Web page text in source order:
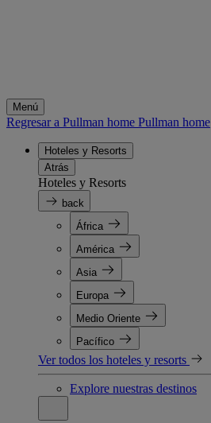
Menú
Regresar a Pullman home Pullman home
Hoteles y Resorts
Atrás
Hoteles y Resorts
back
África
América
Asia
Europa
Medio Oriente
Pacífico
Ver todos los hoteles y resorts
Explore nuestras destinos